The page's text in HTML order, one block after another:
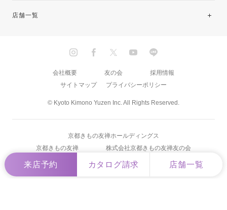
来店予約 カタログ請求 店舗一覧
店舗一覧
九州
© Kyoto Kimono Yuzen Inc. All Rights Reserved.
会社概要 友の会
採用情報
サイトマップ
プライバシーポリシー
京都きもの友禅ホールディングス
京都きもの友禅
株式会社京都きもの友禅友の会